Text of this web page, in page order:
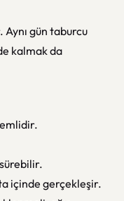
gün taburcu
kalmak da
içinde gerçekleşir.